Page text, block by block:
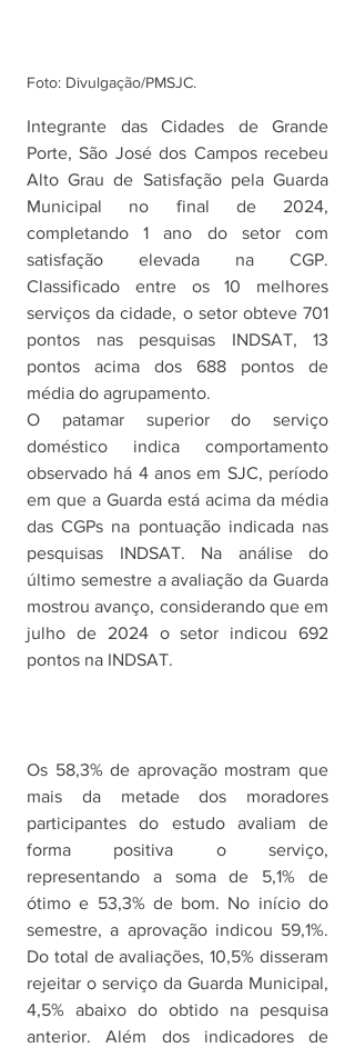
Foto: Divulgação/PMSJC.
Integrante das Cidades de Grande
Porte, São José dos Campos recebeu
Alto Grau de Satisfação pela Guarda
Municipal no final de 2024,
completando 1 ano do setor com
satisfação elevada na CGP.
Classificado entre os 10 melhores
serviços da cidade, o setor obteve 701
pontos nas pesquisas INDSAT, 13
pontos acima dos 688 pontos de
média do agrupamento.
O patamar superior do serviço
doméstico indica comportamento
observado há 4 anos em SJC, período
em que a Guarda está acima da média
das CGPs na pontuação indicada nas
pesquisas INDSAT. Na análise do
último semestre a avaliação da Guarda
mostrou avanço, considerando que em
julho de 2024 o setor indicou 692
pontos na INDSAT.
Os 58,3% de aprovação mostram que
mais da metade dos moradores
participantes do estudo avaliam de
forma positiva o serviço,
representando a soma de 5,1% de
ótimo e 53,3% de bom. No início do
semestre, a aprovação indicou 59,1%.
Do total de avaliações, 10,5% disseram
rejeitar o serviço da Guarda Municipal,
4,5% abaixo do obtido na pesquisa
anterior. Além dos indicadores de